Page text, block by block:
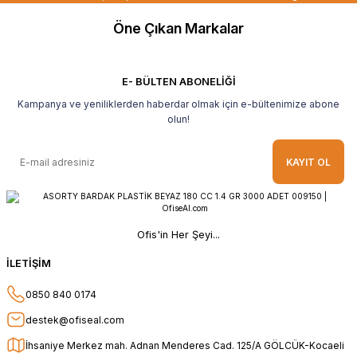
hediye ile geldi Teşekkür ederim Tavsiye
Ahmet Yılmaz | 29/04/2026
paketlenmiş, sorunsuz teslim aldım,
O... A... | 10/02/2026
HÜSEYİN KAHVE | 26/01/2026
Teşekkür ederim.
E... Ö... | 14/01/2026
Öne Çıkan Markalar
E- BÜLTEN ABONELİĞİ
Kampanya ve yeniliklerden haberdar olmak için e-bültenimize abone
olun!
KAYIT OL
Ofis'in Her Şeyi...
İLETİŞİM
0850 840 0174
destek@ofiseal.com
İhsaniye Merkez mah. Adnan Menderes Cad. 125/A GÖLCÜK-Kocaeli